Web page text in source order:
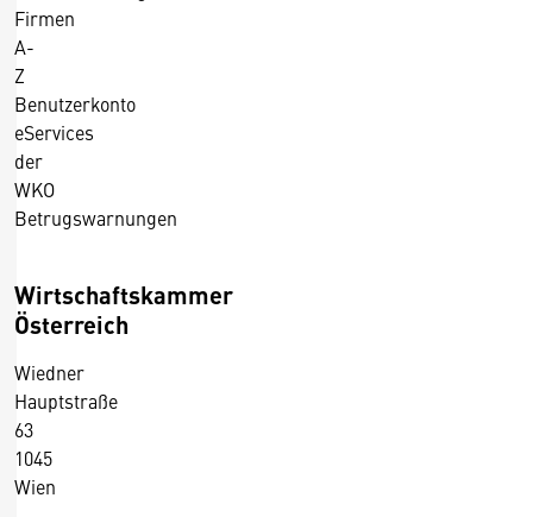
Firmen
A-
Z
Benutzerkonto
eServices
der
WKO
Betrugswarnungen
Wirtschaftskammer
Österreich
Wiedner
Hauptstraße
63
1045
Wien